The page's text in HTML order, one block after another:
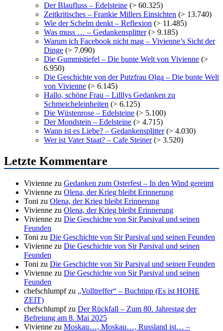
Der Blaufluss – Edelsteine (> 60.325)
Zeitkritisches – Frankie Millers Einsichten (> 13.740)
Wie der Schelm denkt – Reflexion (> 11.485)
Was muss … – Gedankensplitter(> 9.185)
Warum ich Facebook nicht mag – Vivienne’s Sicht der
Dinge (> 7.090)
Die Gummistiefel – Die bunte Welt von Vivienne (>
6.950)
Die Geschichte von der Putzfrau Olga – Die bunte Welt
von Vivienne (> 6.145)
Hallo, schöne Frau – Lilllys Gedanken zu
Schmeicheleinheiten (> 6.125)
Die Wüstenrose – Edelsteine (> 5.100)
Der Mondstein – Edelsteine (> 4.715)
Wann ist es Liebe? – Gedankensplitter(> 4.030)
Wer ist Vater Staat? – Cafe Steiner(> 3.520)
Letzte Kommentare
Vivienne zu Gedanken zum Osterfest – In den Wind gereimt
Vivienne zu Olena, der Krieg bleibt Erinnerung
Toni zu Olena, der Krieg bleibt Erinnerung
Vivienne zu Olena, der Krieg bleibt Erinnerung
Vivienne zu Die Geschichte von Sir Parsival und seinen
Feunden
Toni zu Die Geschichte von Sir Parsival und seinen Feunden
Vivienne zu Die Geschichte von Sir Parsival und seinen
Feunden
Toni zu Die Geschichte von Sir Parsival und seinen Feunden
Vivienne zu Die Geschichte von Sir Parsival und seinen
Feunden
chefschlumpfzu „Volltreffer“ – Buchtipp (Es ist HOHE
ZEIT)
chefschlumpfzu Der Rückfall – Zum 80. Jahrestag der
Befreiung am 8. Mai 2025
Vivienne zu Moskau…, Moskau…, Russland ist… –